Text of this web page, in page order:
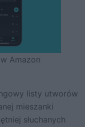
Amazon
listy utworów
mieszanki
słuchanych